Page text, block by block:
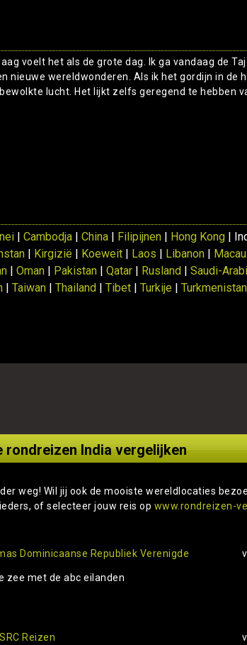
voelt het als de grote dag. Ik ga vandaag de
nieuwe wereldwonderen. Als ik het gordijn in de
lucht. Het lijkt zelfs geregend te hebben
|Cambodja |China Filipijnen Hong Kong |
Kirgizië Koeweit Laos Libanon Macau
|Oman Pakistan |Qatar Rusland |Saudi-
|Taiwan |Thailand |Tibet |Turkije |Turkmenistan
rondreizen India vergelijken
weg! Wil jij ook de mooiste wereldlocaties
of selecteer jouw reis op www.rondreizen-
Dominicaanse Republiek Verenigde
zee met de abc eilanden
Reizen